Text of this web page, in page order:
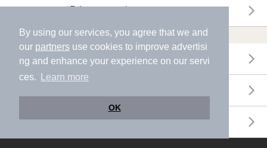
By using our services, you agree that we and
our partners use cookies to improve advertisi
ng and enhance your experience on our servi
ces.
Learn more
OK
温浴施設ランキング
年間温泉ランキング
サウナランキング